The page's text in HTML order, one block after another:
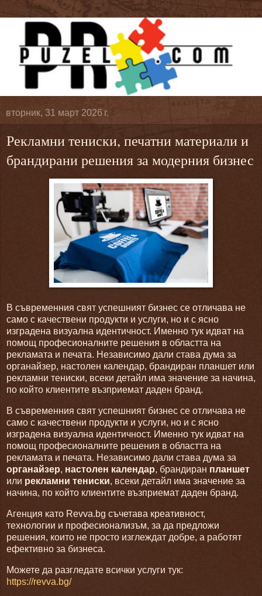
вторник, 31 март 2026 г.
Рекламни тениски, печатни материали и
брандирани решения за модерния бизнес
В съвременния свят успешният бизнес се отличава не
само с качествени продукти и услуги, но и с ясно
изградена визуална идентичност. Именно тук идват на
помощ професионалните решения в областта на
рекламата и печата. Независимо дали става дума за
органайзер, настолен календар, брандиран планшет или
рекламни тениски, всеки детайл има значение за начина,
по който клиентите възприемат даден бранд.
В съвременния свят успешният бизнес се отличава не
само с качествени продукти и услуги, но и с ясно
изградена визуална идентичност. Именно тук идват на
помощ професионалните решения в областта на
рекламата и печата. Независимо дали става дума за
органайзер, настолен календар, брандиран планшет
или рекламни тениски, всеки детайл има значение за
начина, по който клиентите възприемат даден бранд.
Агенция като Revva.bg съчетава креативност,
технологии и професионализъм, за да предложи
решения, които не просто изглеждат добре, а работят
ефективно за бизнеса.
Можете да разгледате всички услуги тук:
https://revva.bg/